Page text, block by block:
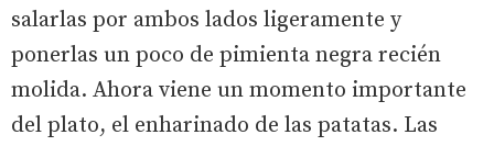
salarlas por ambos lados ligeramente y
ponerlas un poco de pimienta negra recién
molida. Ahora viene un momento importante
del plato, el enharinado de las patatas. Las